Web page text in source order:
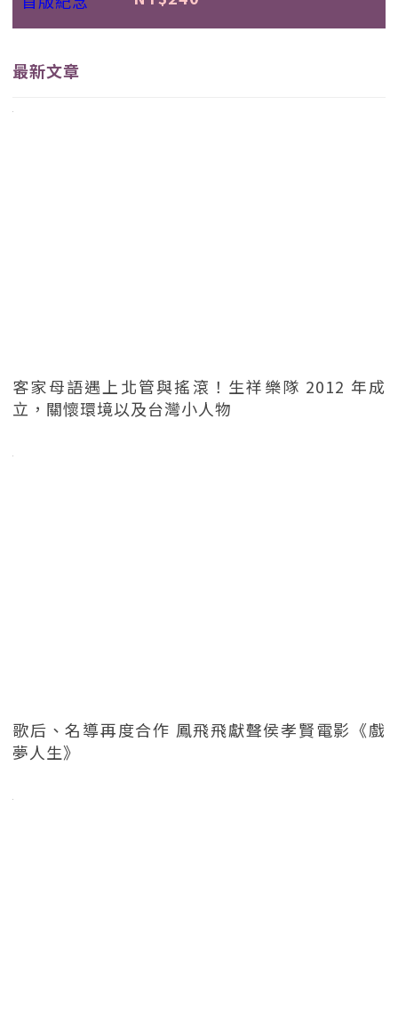
最新文章
客家母語遇上北管與搖滾！生祥樂隊 2012 年成
立，關懷環境以及台灣小人物
歌后、名導再度合作 鳳飛飛獻聲侯孝賢電影《戲
夢人生》